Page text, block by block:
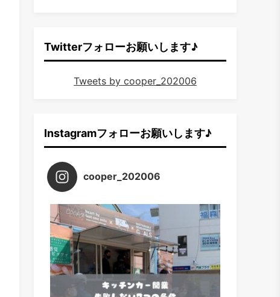
Twitterフォローお願いします♪
Tweets by cooper_202006
Instagramフォローお願いします♪
cooper_202006